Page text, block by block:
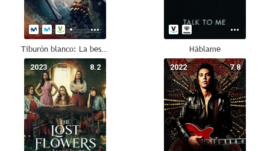
Tiburón blanco: La bestia del mar Háblame
8.2
2023 7.8
2022